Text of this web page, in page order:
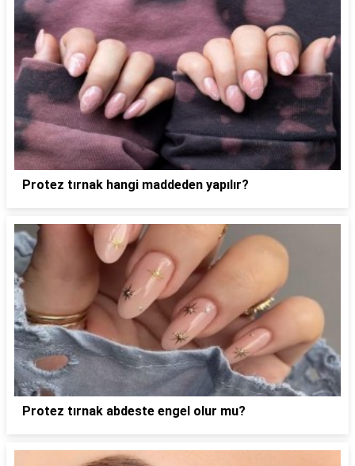
Protez tırnak hangi maddeden yapılır?
Protez tırnak abdeste engel olur mu?